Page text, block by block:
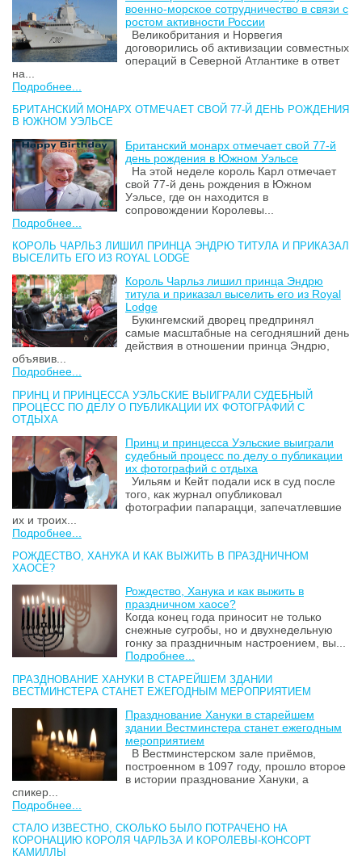
военно-морское сотрудничество в связи с
ростом активности России
Великобритания и Норвегия
договорились об активизации совместных
операций в Северной Атлантике в ответ
на...
Подробнее...
БРИТАНСКИЙ МОНАРХ ОТМЕЧАЕТ СВОЙ 77-Й ДЕНЬ РОЖДЕНИЯ
В ЮЖНОМ УЭЛЬСЕ
Британский монарх отмечает свой 77-й
день рождения в Южном Уэльсе
На этой неделе король Карл отмечает
свой 77-й день рождения в Южном
Уэльсе, где он находится в
сопровождении Королевы...
Подробнее...
КОРОЛЬ ЧАРЛЬЗ ЛИШИЛ ПРИНЦА ЭНДРЮ ТИТУЛА И ПРИКАЗАЛ
ВЫСЕЛИТЬ ЕГО ИЗ ROYAL LODGE
Король Чарльз лишил принца Эндрю
титула и приказал выселить его из Royal
Lodge
Букингемский дворец предпринял
самые масштабные на сегодняшний день
действия в отношении принца Эндрю,
объявив...
Подробнее...
ПРИНЦ И ПРИНЦЕССА УЭЛЬСКИЕ ВЫИГРАЛИ СУДЕБНЫЙ
ПРОЦЕСС ПО ДЕЛУ О ПУБЛИКАЦИИ ИХ ФОТОГРАФИЙ С
ОТДЫХА
Принц и принцесса Уэльские выиграли
судебный процесс по делу о публикации
их фотографий с отдыха
Уильям и Кейт подали иск в суд после
того, как журнал опубликовал
фотографии папарацци, запечатлевшие
их и троих...
Подробнее...
РОЖДЕСТВО, ХАНУКА И КАК ВЫЖИТЬ В ПРАЗДНИЧНОМ
ХАОСЕ?
Рождество, Ханука и как выжить в
праздничном хаосе?
Когда конец года приносит не только
снежные сугробы, но и двухнедельную
гонку за праздничным настроением, вы...
Подробнее...
ПРАЗДНОВАНИЕ ХАНУКИ В СТАРЕЙШЕМ ЗДАНИИ
ВЕСТМИНСТЕРА СТАНЕТ ЕЖЕГОДНЫМ МЕРОПРИЯТИЕМ
Празднование Хануки в старейшем
здании Вестминстера станет ежегодным
мероприятием
В Вестминстерском зале приёмов,
построенном в 1097 году, прошло второе
в истории празднование Хануки, а
спикер...
Подробнее...
СТАЛО ИЗВЕСТНО, СКОЛЬКО БЫЛО ПОТРАЧЕНО НА
КОРОНАЦИЮ КОРОЛЯ ЧАРЛЬЗА И КОРОЛЕВЫ-КОНСОРТ
КАМИЛЛЫ